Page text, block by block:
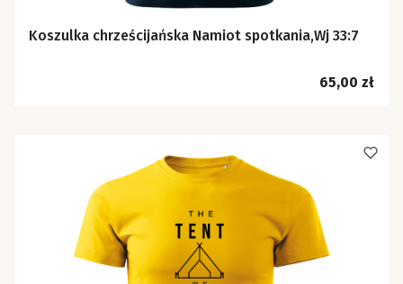
Koszulka chrześcijańska Namiot spotkania,Wj 33:7
Cena
65,00 zł